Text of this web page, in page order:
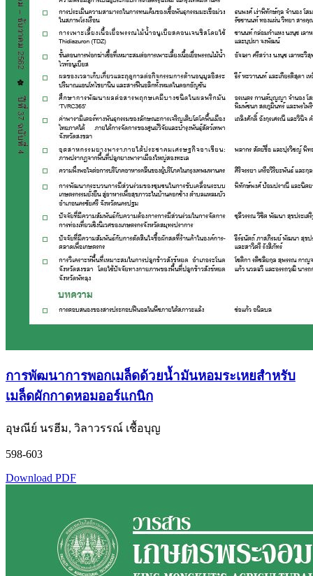
การพัฒนาการพอกเมล็ดด้วยน้ำมันหอมระเหยสำหรับ
เมล็ดผักกาดหอมออร์แกนิก
อุษณีย์ นรฮีม, วิลาวรรณ์ เชื้อบุญ
598-603
Download PDF